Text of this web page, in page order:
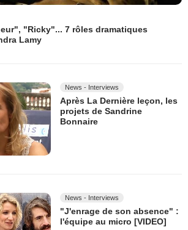
"Ricky"... 7 rôles dramatiques
Lamy
News - Interviews
Après La Dernière leçon, les
projets de Sandrine
Bonnaire
News - Interviews
"J'enrage de son absence" :
l'équipe au micro [VIDEO]